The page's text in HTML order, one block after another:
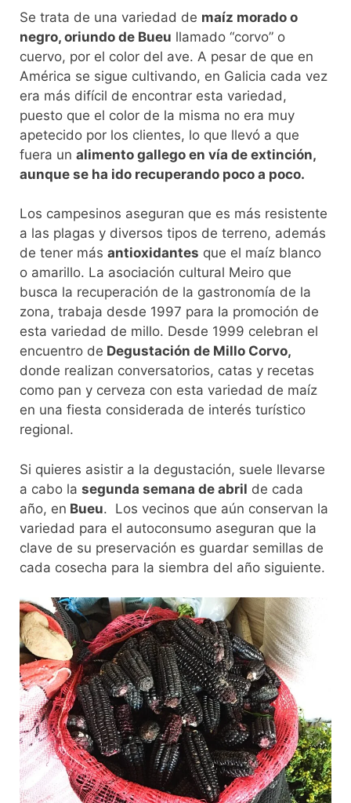
Se trata de una variedad de maíz morado o
negro, oriundo de Bueu llamado “corvo” o
cuervo, por el color del ave. A pesar de que en
América se sigue cultivando, en Galicia cada vez
era más difícil de encontrar esta variedad,
puesto que el color de la misma no era muy
apetecido por los clientes, lo que llevó a que
fuera un alimento gallego en vía de extinción,
aunque se ha ido recuperando poco a poco.
Los campesinos aseguran que es más resistente
a las plagas y diversos tipos de terreno, además
de tener más antioxidantes que el maíz blanco
o amarillo. La asociación cultural Meiro que
busca la recuperación de la gastronomía de la
zona, trabaja desde 1997 para la promoción de
esta variedad de millo. Desde 1999 celebran el
encuentro de Degustación de Millo Corvo,
donde realizan conversatorios, catas y recetas
como pan y cerveza con esta variedad de maíz
en una fiesta considerada de interés turístico
regional.
Si quieres asistir a la degustación, suele llevarse
a cabo la segunda semana de abril de cada
año, en Bueu. Los vecinos que aún conservan la
variedad para el autoconsumo aseguran que la
clave de su preservación es guardar semillas de
cada cosecha para la siembra del año siguiente.